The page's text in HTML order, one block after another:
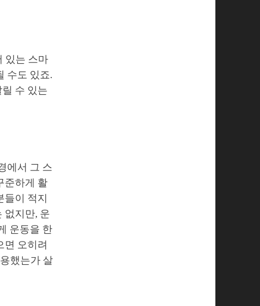
있는 스마
수도 있죠.
수 있는
에서 그 스
준하게 활
들이 적지
없지만, 운
운동을 한
면 오히려
했는가 살